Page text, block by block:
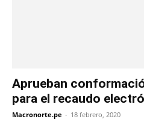
Aprueban
para el recaudo
Macronorte.pe - 18 febrero, 2020